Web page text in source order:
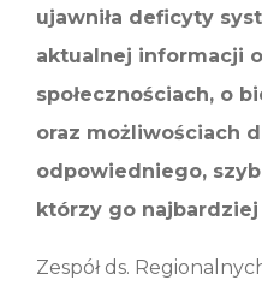
ujawniła deficyty
aktualnej informacji
społecznościach, o
oraz możliwościach
odpowiedniego,
którzy go
Zespół ds.